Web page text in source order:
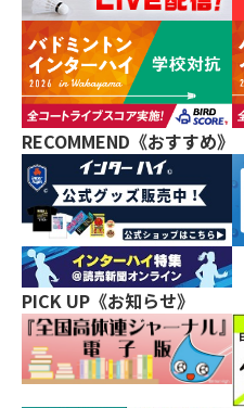
RECOMMEND《おすすめ》
PICK UP《お知らせ》